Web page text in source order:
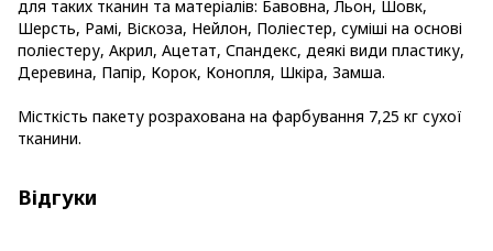
для таких тканин та матеріалів: Бавовна, Льон, Шовк,
Шерсть, Рамі, Віскоза, Нейлон, Поліестер, суміші на основі
поліестеру, Акрил, Ацетат, Спандекс, деякі види пластику,
Деревина, Папір, Корок, Конопля, Шкіра, Замша.
Місткість пакету розрахована на фарбування 7,25 кг сухої
тканини.
Відгуки